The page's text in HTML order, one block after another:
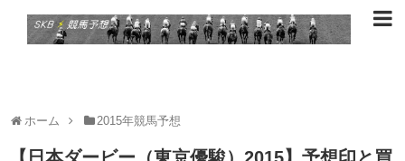
ホーム 2015年競馬予想